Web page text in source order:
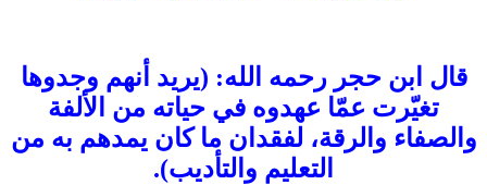
قال ابن حجر رحمه الله: (يريد أنهم وجدوها
تغيّرت عمّا عهدوه في حياته من الألفة
والصفاء والرقة، لفقدان ما كان يمدهم به من
التعليم والتأديب).